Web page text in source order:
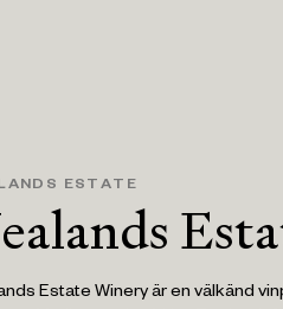
ESTATE
Estate Winery är en välkänd